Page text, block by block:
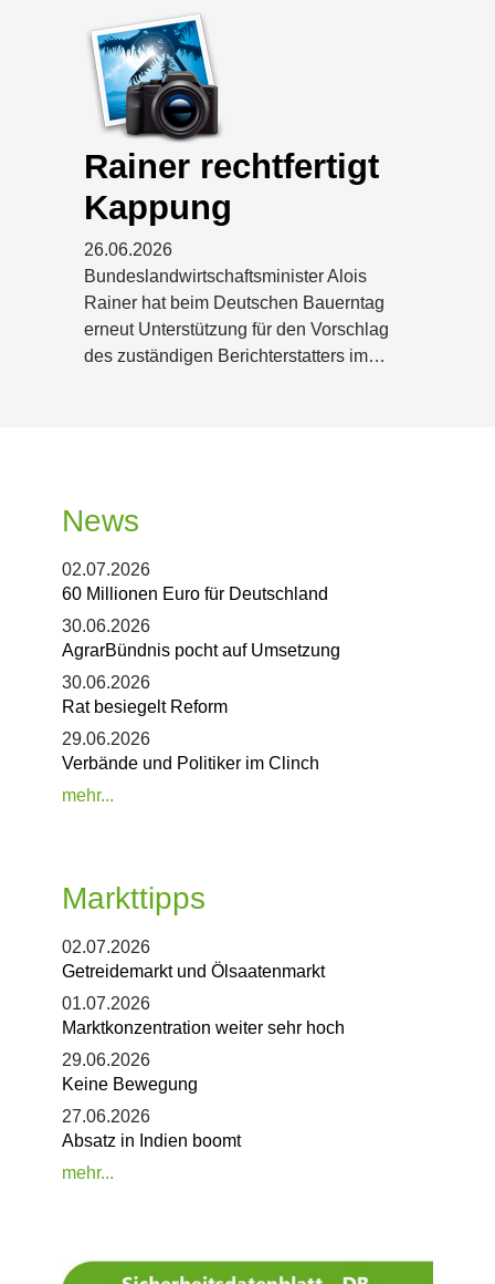
Rainer rechtfertigt
Kappung
26.06.2026
Bundeslandwirtschaftsminister Alois
Rainer hat beim Deutschen Bauerntag
erneut Unterstützung für den Vorschlag
des zuständigen Berichterstatters im…
News
02.07.2026
60 Millionen Euro für Deutschland
30.06.2026
AgrarBündnis pocht auf Umsetzung
30.06.2026
Rat besiegelt Reform
29.06.2026
Verbände und Politiker im Clinch
mehr...
Markttipps
02.07.2026
Getreidemarkt und Ölsaatenmarkt
01.07.2026
Marktkonzentration weiter sehr hoch
29.06.2026
Keine Bewegung
27.06.2026
Absatz in Indien boomt
mehr...